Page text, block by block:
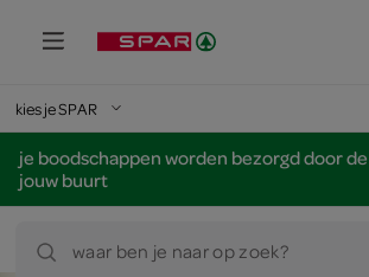
kies je SPAR
je boodschappen worden bezorgd door de
jouw buurt
waar ben je naar op zoek?